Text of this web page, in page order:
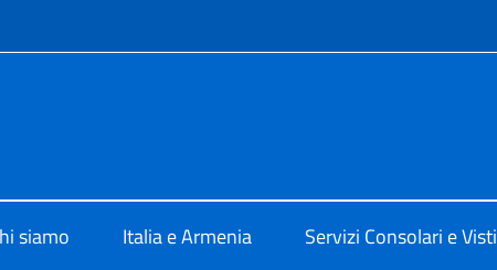
menù
siamo Italia e Armenia Servizi Consolari e Visti